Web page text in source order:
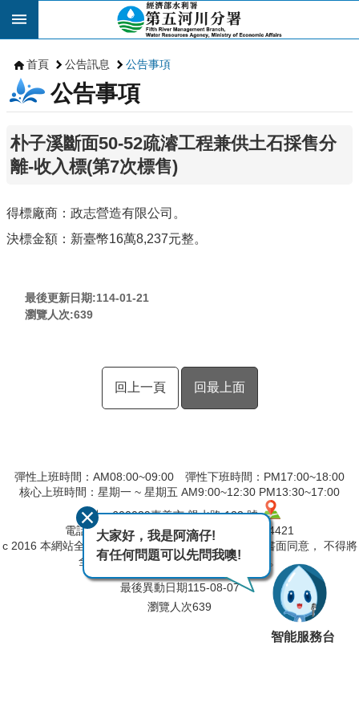
跳到主要內容區塊
首頁 公告訊息 公告事項
公告事項
朴子溪斷面50-52疏濬工程兼供土石採售分
離-收入標(第7次標售)
得標廠商：政志營造有限公司。
決標金額：新臺幣16萬8,237元整。
最後更新日期:114-01-21
瀏覽人次:639
回上一頁 回最上面
彈性上班時間：AM08:00~09:00 彈性下班時間：PM17:00~18:00
核心上班時間：星期一 ~ 星期五 AM9:00~12:30 PM13:30~17:00
地址：600039嘉義市 親水路 123 號
電話：(05)230-4406 傳真：(05)230-4421
c 2016 本網站全部圖文版權係屬本局所有，非經正式書面同意， 不得將
全部或部分內容，轉載於任何形式媒體。
最後異動日期115-08-07
瀏覽人次639
大家好，我是阿滴仔!
有任何問題可以先問我噢!
智能服務台